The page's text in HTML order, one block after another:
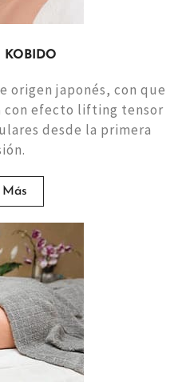
KOBIDO
origen japonés, con que
con efecto lifting tensor
desde la primera
Más